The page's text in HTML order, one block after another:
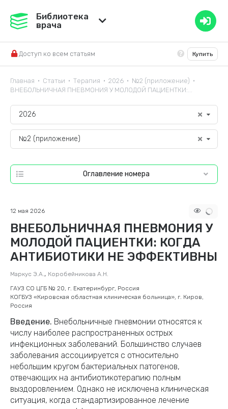
Медвестник
Справочник ЛС
Библиотека
врача
Доступ ко всем статьям Купить
Главная • Статьи • Терапия • 2026 • №2 (приложение) •
ВНЕБОЛЬНИЧНАЯ ПНЕВМОНИЯ У МОЛОДОЙ ПАЦИЕНТКИ:...
2026
№2 (приложение)
Оглавление номера
ВНЕБОЛЬНИЧНАЯ ПНЕВМОНИЯ У
МОЛОДОЙ ПАЦИЕНТКИ: КОГДА
АНТИБИОТИКИ НЕ ЭФФЕКТИВНЫ
12 мая 2026
ГАУЗ СО ЦГБ № 20, г. Екатеринбург, Россия
КОГБУЗ «Кировская областная клиническая больница», г. Киров,
Россия
Введение. Внебольничные пневмонии относятся к
числу наиболее распространенных острых
инфекционных заболеваний. Большинство случаев
заболевания ассоциируется с относительно
небольшим кругом бактериальных патогенов,
отвечающих на антибиотикотерапию полным
выздоровлением. Однако не исключена клиническая
ситуация, когда стандартизированное лечение
Маркус Э.А., Коробейникова А.Н.